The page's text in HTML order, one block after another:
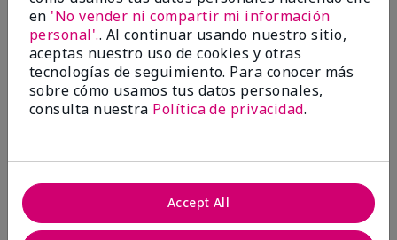
EnviadoHace 10 meses
porJennifer
de MECHANCSBRG
Comprador verificado
Awesome!
Mostrar Traducción
en 'No vender ni compartir mi información
personal'.. Al continuar usando nuestro sitio,
aceptas nuestro uso de cookies y otras
tecnologías de seguimiento. Para conocer más
sobre cómo usamos tus datos personales,
consulta nuestra Política de privacidad.
Accept All